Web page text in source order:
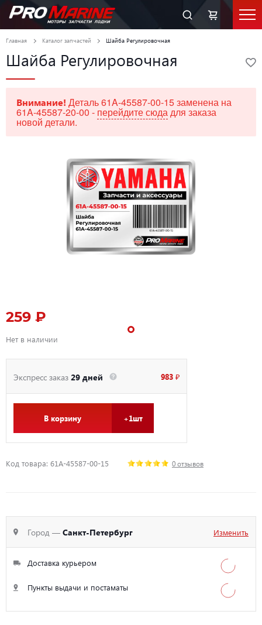
Главная Каталог запчастей Шайба Регулировочная
Шайба Регулировочная
Внимание! Деталь 61A-45587-00-15 заменена на
61A-45587-20-00 - перейдите сюдадля заказа
новой детали.
259 ₽
Нет в наличии
Экспресс заказ 29 дней 983 ₽
В корзину +1шт
Код товара: 61A-45587-00-15 0 отзывов
Город — Санкт-Петербург Изменить
Доставка курьером
Пункты выдачи и постаматы